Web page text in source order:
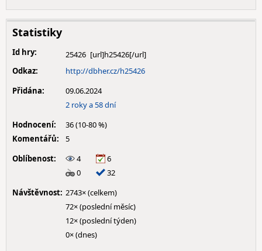
Statistiky
Id hry:
25426
Odkaz:
http://dbher.cz/h25426
Přidána:
09.06.2024
2 roky a 58 dní
Hodnocení:
36 (10-80 %)
Komentářů:
5
Oblíbenost:
4
6
0
32
Návštěvnost: 2743× (celkem)
72× (poslední měsíc)
12× (poslední týden)
0× (dnes)